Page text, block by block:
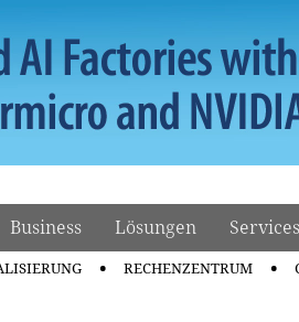
Business Lösungen Services
RECHENZENTRUM